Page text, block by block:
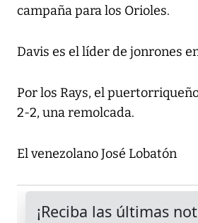
campaña para los Orioles.
Davis es el líder de jonrones
Por los Rays, el
2-2, una remolcada.
El venezolano José Lobatón